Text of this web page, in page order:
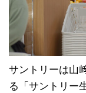
サントリーは山
る「サントリー